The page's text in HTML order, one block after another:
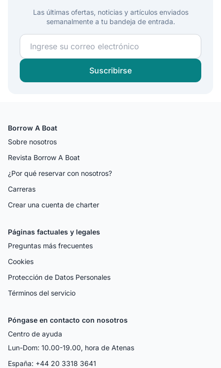
Las últimas ofertas, noticias y artículos enviados
semanalmente a tu bandeja de entrada.
¡Únete a nuestra comunidad náutica y recibe
Suscribirse
Borrow A Boat
Sobre nosotros
Revista Borrow A Boat
¿Por qué reservar con nosotros?
Carreras
Crear una cuenta de charter
Páginas factuales y legales
Preguntas más frecuentes
Cookies
Protección de Datos Personales
Términos del servicio
Póngase en contacto con nosotros
Centro de ayuda
Lun-Dom: 10.00-19.00, hora de Atenas
España: +44 20 3318 3641